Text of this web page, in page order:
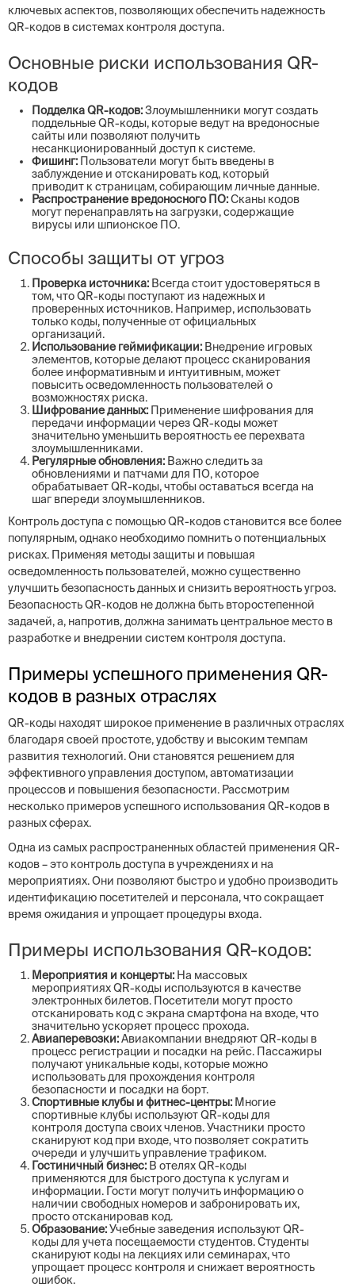
ключевых аспектов, позволяющих обеспечить надежность
QR-кодов в системах контроля доступа.
Основные риски использования QR-
кодов
Подделка QR-кодов:Злоумышленники могут создать
поддельные QR-коды, которые ведут на вредоносные
сайты или позволяют получить
несанкционированный доступ к системе.
Фишинг: Пользователи могут быть введены в
заблуждение и отсканировать код, который
приводит к страницам, собирающим личные данные.
Распространение вредоносного ПО:Сканы кодов
могут перенаправлять на загрузки, содержащие
вирусы или шпионское ПО.
Способы защиты от угроз
Проверка источника: Всегда стоит удостоверяться в
том, что QR-коды поступают из надежных и
проверенных источников. Например, использовать
только коды, полученные от официальных
организаций.
Использование геймификации: Внедрение игровых
элементов, которые делают процесс сканирования
более информативным и интуитивным, может
повысить осведомленность пользователей о
возможностях риска.
Шифрование данных: Применение шифрования для
передачи информации через QR-коды может
значительно уменьшить вероятность ее перехвата
злоумышленниками.
Регулярные обновления: Важно следить за
обновлениями и патчами для ПО, которое
обрабатывает QR-коды, чтобы оставаться всегда на
шаг впереди злоумышленников.
Контроль доступа с помощью QR-кодов становится все более
популярным, однако необходимо помнить о потенциальных
рисках. Применяя методы защиты и повышая
осведомленность пользователей, можно существенно
улучшить безопасность данных и снизить вероятность угроз.
Безопасность QR-кодов не должна быть второстепенной
задачей, а, напротив, должна занимать центральное место в
разработке и внедрении систем контроля доступа.
Примеры успешного применения QR-
кодов в разных отраслях
QR-коды находят широкое применение в различных отраслях
благодаря своей простоте, удобству и высоким темпам
развития технологий. Они становятся решением для
эффективного управления доступом, автоматизации
процессов и повышения безопасности. Рассмотрим
несколько примеров успешного использования QR-кодов в
разных сферах.
Одна из самых распространенных областей применения QR-
кодов – это контроль доступа в учреждениях и на
мероприятиях. Они позволяют быстро и удобно производить
идентификацию посетителей и персонала, что сокращает
время ожидания и упрощает процедуры входа.
Примеры использования QR-кодов:
Мероприятия и концерты: На массовых
мероприятиях QR-коды используются в качестве
электронных билетов. Посетители могут просто
отсканировать код с экрана смартфона на входе, что
значительно ускоряет процесс прохода.
Авиаперевозки:Авиакомпании внедряют QR-коды в
процесс регистрации и посадки на рейс. Пассажиры
получают уникальные коды, которые можно
использовать для прохождения контроля
безопасности и посадки на борт.
Спортивные клубы и фитнес-центры: Многие
спортивные клубы используют QR-коды для
контроля доступа своих членов. Участники просто
сканируют код при входе, что позволяет сократить
очереди и улучшить управление трафиком.
Гостиничный бизнес: В отелях QR-коды
применяются для быстрого доступа к услугам и
информации. Гости могут получить информацию о
наличии свободных номеров и забронировать их,
просто отсканировав код.
Образование:Учебные заведения используют QR-
коды для учета посещаемости студентов. Студенты
сканируют коды на лекциях или семинарах, что
упрощает процесс контроля и снижает вероятность
ошибок.